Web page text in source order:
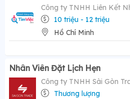
Công ty TNHH Liên Kết
10 triệu - 12 triệu
Hồ Chí Minh
Nhân Viên Đặt Lịch Hẹn
Công ty TNHH Sài Gòn
Thương lượng